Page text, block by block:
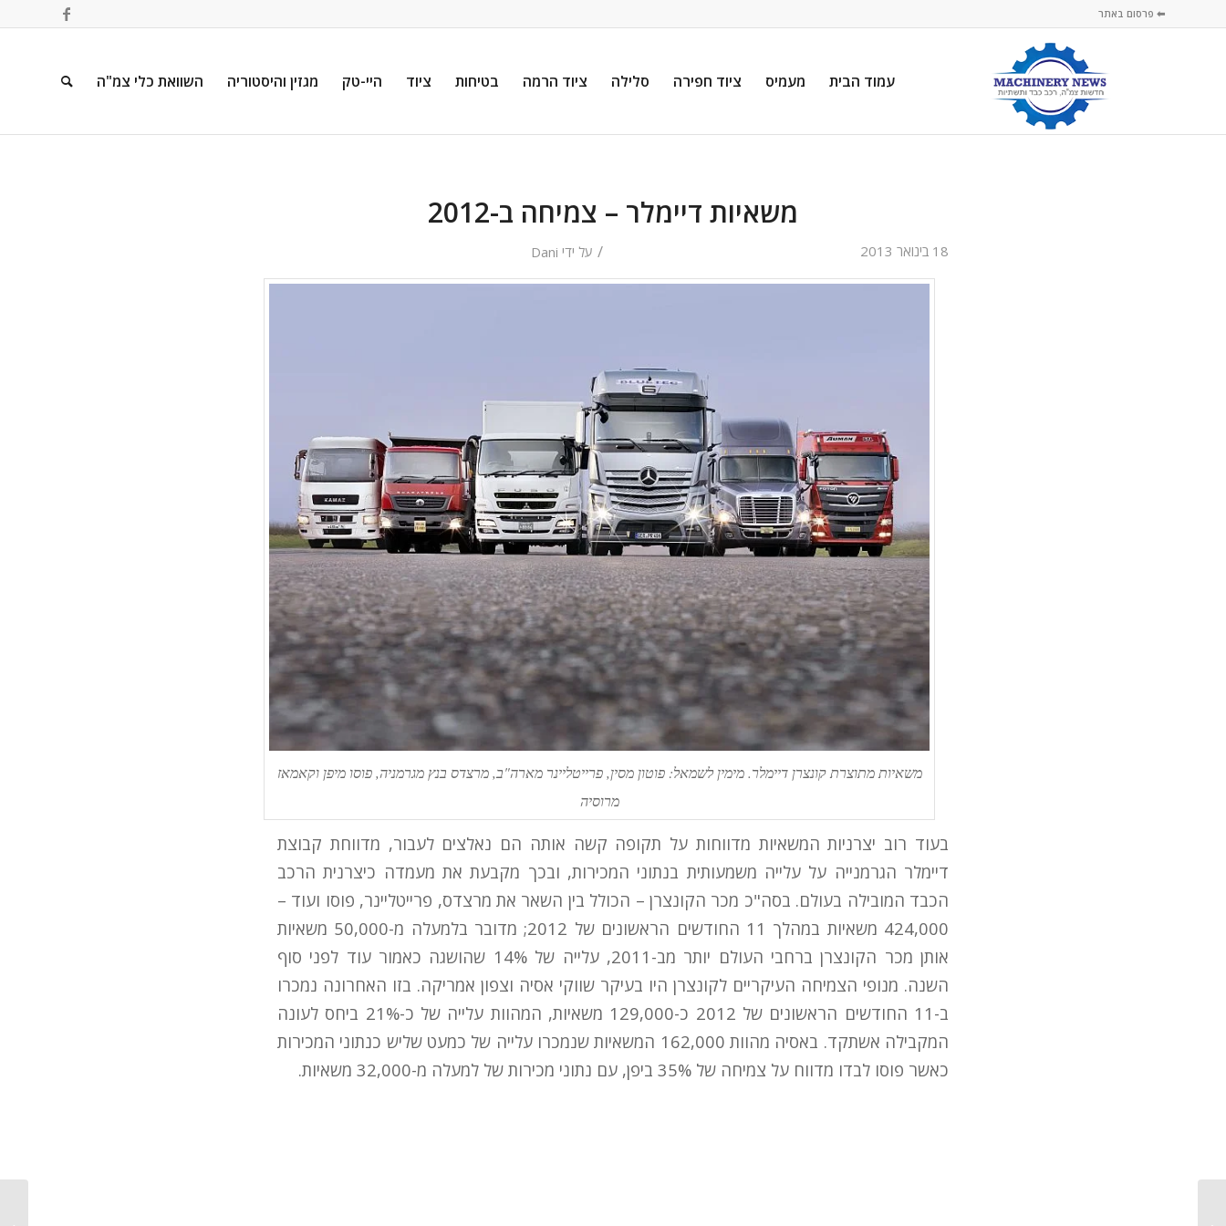
⬅ פרסום באתר
עמוד הבית מעמיס ציוד חפירה סלילה ציוד הרמה בטיחות ציוד היי-טק מגזין והיסטוריה השוואת כלי צמ"ה
משאיות דיימלר – צמיחה ב-2012
18 בינואר 2013 / על ידי Dani
משאיות מתוצרת קונצרן דיימלר. מימין לשמאל: פוטון מסין, פרייטליינר מארה"ב, מרצדס בנץ מגרמניה, פוסו מיפן וקאמאז
מרוסיה
בעוד רוב יצרניות המשאיות מדווחות על תקופה קשה אותה הם נאלצים לעבור, מדווחת קבוצת
דיימלר הגרמנייה על עלייה משמעותית בנתוני המכירות, ובכך מקבעת את מעמדה כיצרנית הרכב
הכבד המובילה בעולם. בסה"כ מכר הקונצרן – הכולל בין השאר את מרצדס, פרייטליינר, פוסו ועוד –
424,000 משאיות במהלך 11 החודשים הראשונים של 2012; מדובר בלמעלה מ-50,000 משאיות
אותן מכר הקונצרן ברחבי העולם יותר מב-2011, עלייה של 14% שהושגה כאמור עוד לפני סוף
השנה. מנופי הצמיחה העיקריים לקונצרן היו בעיקר שווקי אסיה וצפון אמריקה. בזו האחרונה נמכרו
ב-11 החודשים הראשונים של 2012 כ-129,000 משאיות, המהוות עלייה של כ-21% ביחס לעונה
המקבילה אשתקד. באסיה מהוות 162,000 המשאיות שנמכרו עלייה של כמעט שליש כנתוני המכירות
כאשר פוסו לבדו מדווח על צמיחה של 35% ביפן, עם נתוני מכירות של למעלה מ-32,000 משאיות.